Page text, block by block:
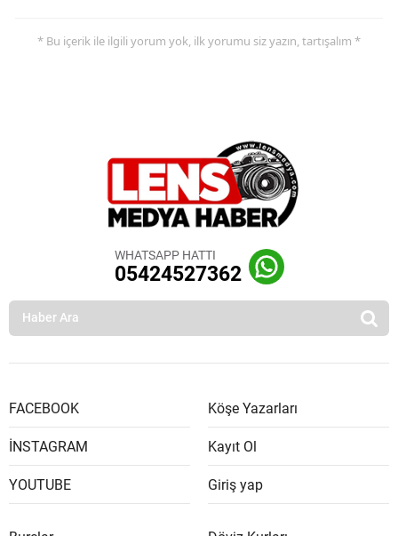
* Bu içerik ile ilgili yorum yok, ilk yorumu siz yazın, tartışalım *
WHATSAPP HATTI
05424527362
FACEBOOK
İNSTAGRAM
YOUTUBE
Köşe Yazarları
Kayıt Ol
Giriş yap